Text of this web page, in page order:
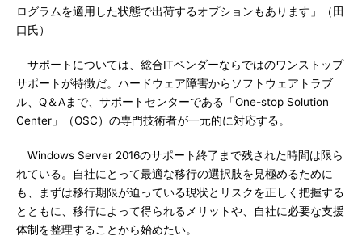
ログラムを適用した状態で出荷するオプションもあります」（田
口氏）
サポートについては、総合ITベンダーならではのワンストップ
サポートが特徴だ。ハードウェア障害からソフトウェアトラブ
ル、Q＆Aまで、サポートセンターである「One-stop Solution
Center」（OSC）の専門技術者が一元的に対応する。
Windows Server 2016のサポート終了まで残された時間は限ら
れている。自社にとって最適な移行の選択肢を見極めるために
も、まずは移行期限が迫っている現状とリスクを正しく把握する
とともに、移行によって得られるメリットや、自社に必要な支援
体制を整理することから始めたい。